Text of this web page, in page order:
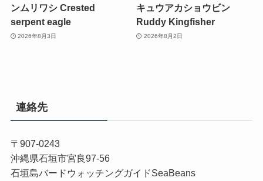
ンムリワシ Crested
serpent eagle
2026年8月3日
キュウアカショウビン
Ruddy Kingfisher
2026年8月2日
連絡先
〒907-0243
沖縄県石垣市宮良97-56
石垣島バードウォッチングガイドSeaBeans